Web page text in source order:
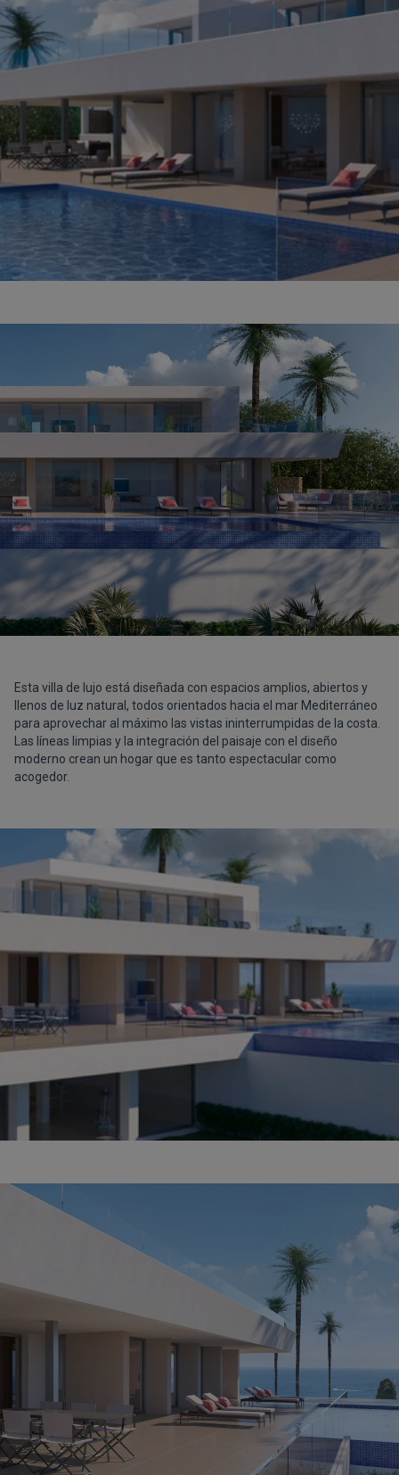
Esta villa de lujo está diseñada con espacios amplios, abiertos y
llenos de luz natural, todos orientados hacia el mar Mediterráneo
para aprovechar al máximo las vistas ininterrumpidas de la costa.
Las líneas limpias y la integración del paisaje con el diseño
moderno crean un hogar que es tanto espectacular como
acogedor.